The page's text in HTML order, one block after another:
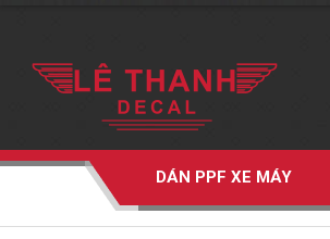
DÁN PPF XE MÁY